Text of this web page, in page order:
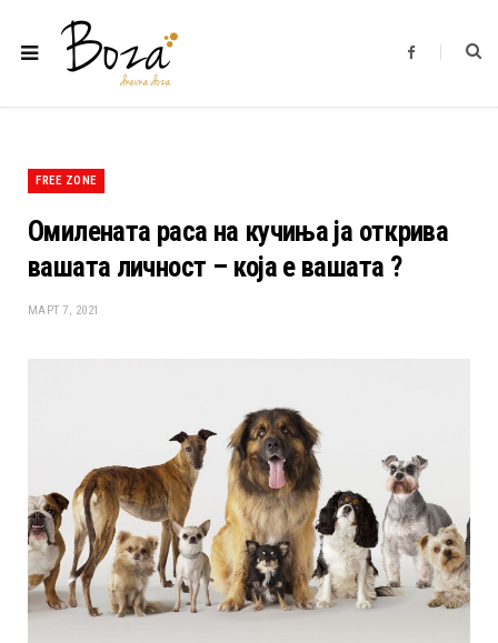
F
b
FREE ZONE
Омилената раса на кучиња ја открива
вашата личност – која е вашата ?
МАРТ 7, 2021